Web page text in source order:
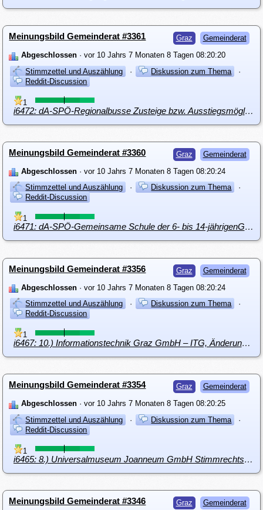
Graz Gemeinderat
Meinungsbild Gemeinderat #3361
Abgeschlossen · vor 10 Jahrs 7 Monaten 8 Tagen 08:20:20
Stimmzettel und Auszählung
· Diskussion zum Thema
·
Reddit-Discussion
1
i6472: dA-SPÖ-Regionalbusse Zusteige bzw. Ausstiegsmöglichkeiten auch innerhalb des Stadtgebietes
Graz Gemeinderat
Meinungsbild Gemeinderat #3360
Abgeschlossen · vor 10 Jahrs 7 Monaten 8 Tagen 08:20:24
Stimmzettel und Auszählung
· Diskussion zum Thema
·
Reddit-Discussion
1
i6471: dA-SPÖ-Gemeinsame Schule der 6- bis 14-jährigenGraz als Modellregion ohne 15-Prozent-Klausel
Graz Gemeinderat
Meinungsbild Gemeinderat #3356
Abgeschlossen · vor 10 Jahrs 7 Monaten 8 Tagen 08:20:24
Stimmzettel und Auszählung
· Diskussion zum Thema
·
Reddit-Discussion
1
i6467: 10.) Informationstechnik Graz GmbH – ITG, Änderung im Aufsichtsrat
Graz Gemeinderat
Meinungsbild Gemeinderat #3354
Abgeschlossen · vor 10 Jahrs 7 Monaten 8 Tagen 08:20:25
Stimmzettel und Auszählung
· Diskussion zum Thema
·
Reddit-Discussion
1
i6465: 8.) Universalmuseum Joanneum GmbH Stimmrechtsermächtigung
Graz Gemeinderat
Meinungsbild Gemeinderat #3346